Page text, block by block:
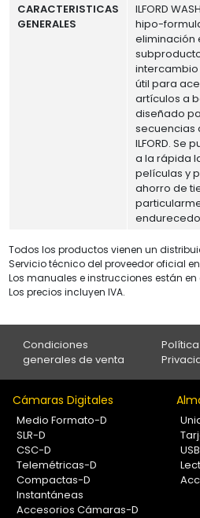
CARACTERISTICAS
GENERALES
ILFORD
hipo-
eliminación
intercambio
útil para
artículos a
diseñado
secuencias
ILFORD. Se
a la rápida
películas y
ahorro de
Todos los productos vienen un
Servicio técnico del proveedor oficial
Los manuales e instrucciones están
Los precios incluyen IVA.
Condiciones
generales de venta
Cámaras Digitales
Medio Formato-D
SLR-D
CSC-D
Telemétricas-D
Compactas-D
Instantáneas
Accesorios Cámaras-D